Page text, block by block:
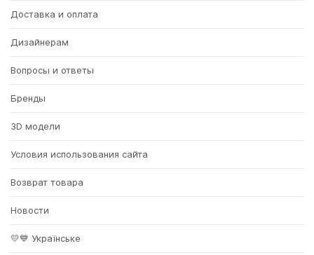
Доставка и оплата
Дизайнерам
Вопросы и ответы
Бренды
3D модели
Условия использования сайта
Возврат товара
Новости
💛💙 Українське